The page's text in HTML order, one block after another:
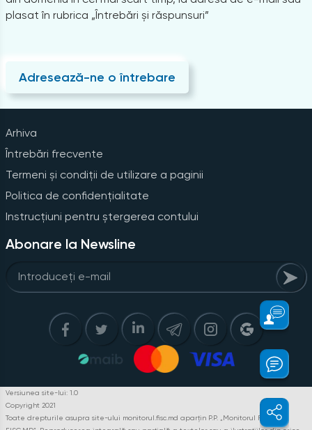
plasat în rubrica „Întrebări și răspunsuri”
Adresează-ne o întrebare
Arhiva
Întrebări frecvente
Termeni și condiții de utilizare a paginii
Politica de confidențialitate
Instrucțiuni pentru ștergerea contului
Abonare la Newsline
Versiunea site-lui: 1.0
Copyright 2021
Toate drepturile asupra site-ului monitorul.fisc.md aparțin P.P. „Monitorul Fiscal